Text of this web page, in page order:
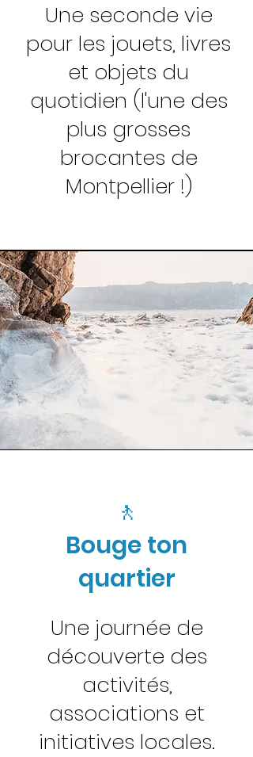
Une seconde vie
pour les jouets, livres
et objets du
quotidien (l'une des
plus grosses
brocantes de
Montpellier !)
🚶
Bouge ton
quartier
Une journée de
découverte des
activités,
associations et
initiatives locales.